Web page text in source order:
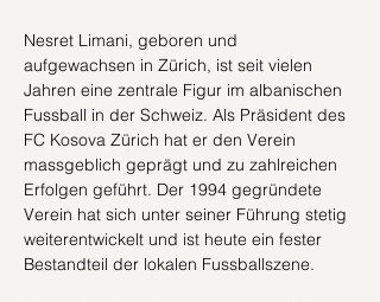
Nesret Limani, geboren und
aufgewachsen in Zürich, ist seit vielen
Jahren eine zentrale Figur im albanischen
Fussball in der Schweiz. Als Präsident des
FC Kosova Zürich hat er den Verein
massgeblich geprägt und zu zahlreichen
Erfolgen geführt. Der 1994 gegründete
Verein hat sich unter seiner Führung stetig
weiterentwickelt und ist heute ein fester
Bestandteil der lokalen Fussballszene.